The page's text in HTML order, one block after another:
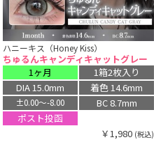
ハニーキス（Honey Kiss）
ちゅるんキャンディキャットグレー
1ヶ月
1箱2枚入り
DIA 15.0mm
着色 14.6mm
±0.00〜-8.00
BC 8.7mm
ポスト投函
￥1,980 (税込)